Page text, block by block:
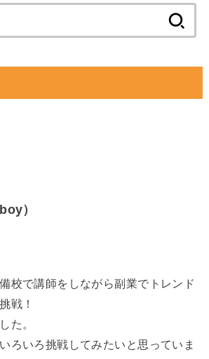
索:
）
校で講師をしながら副業でトレンド
戦！
た。
ろいろ挑戦してみたいと思っていま